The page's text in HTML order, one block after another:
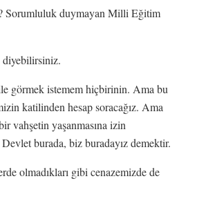
Sorumluluk duymayan Milli Eğitim
diyebilirsiniz.
görmek istemem hiçbirinin. Ama bu
katilinden hesap soracağız. Ama
vahşetin yaşanmasına izin
burada, biz buradayız demektir.
olmadıkları gibi cenazemizde de